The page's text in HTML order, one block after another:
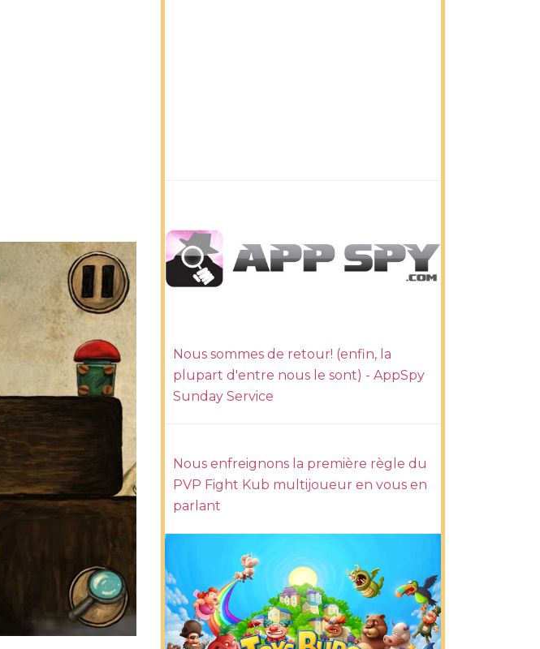
Nous sommes de retour! (enfin, la
plupart d'entre nous le sont) - AppSpy
Sunday Service
Nous enfreignons la première règle du
PVP Fight Kub multijoueur en vous en
parlant